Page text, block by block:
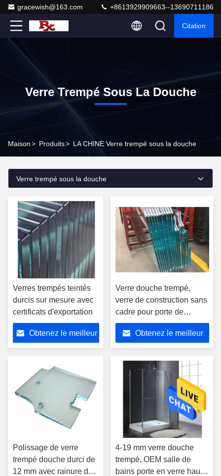
gracewish@163.com +8613929909663--13690711186
Citation
Verre Trempé Sous La Douche
Maison> Produits> LA CHINE Verre trempé sous la douche
Verre trempé sous la douche
Verres trempés teintés
durcis sur mesure avec
certificats d'exportation
Obtenez le meilleur
Verre douche trempé,
verre de construction sans
cadre pour porte de
douche
Obtenez le meilleur
Polissage de verre
trempé douche durci de
12 mm avec rainure de
4-19 mm verre douche
trempé, OEM salle de
bains porte en verre haute